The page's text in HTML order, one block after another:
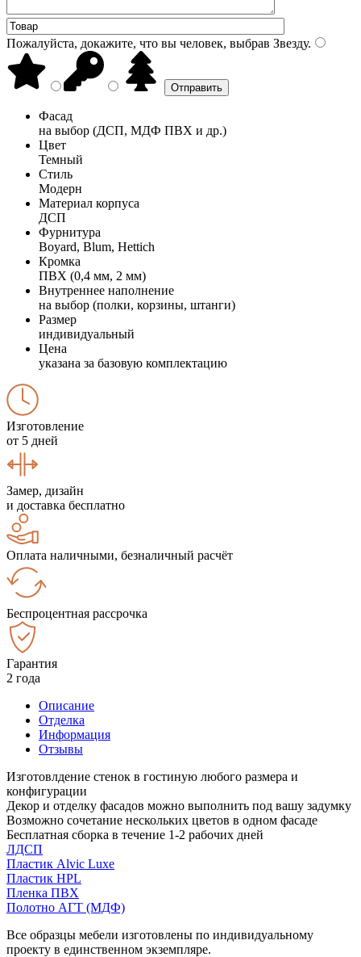
Пожалуйста, докажите, что вы человек, выбрав Звезду.
Фасад
на выбор (ДСП, МДФ ПВХ и др.)
Цвет
Темный
Стиль
Модерн
Материал корпуса
ДСП
Фурнитура
Boyard, Blum, Hettich
Кромка
ПВХ (0,4 мм, 2 мм)
Внутреннее наполнение
на выбор (полки, корзины, штанги)
Размер
индивидуальный
Цена
указана за базовую комплектацию
Изготовление
от 5 дней
Замер, дизайн
и доставка бесплатно
Оплата наличными, безналичный расчёт
Беспроцентная рассрочка
Гарантия
2 года
Описание
Отделка
Информация
Отзывы
Изготовлдение стенок в гостиную любого размера и
конфигурации
Декор и отделку фасадов можно выполнить под вашу задумку
Возможно сочетание нескольких цветов в одном фасаде
Бесплатная сборка в течение 1-2 рабочих дней
ЛДСП
Пластик Alvic Luxe
Пластик HPL
Пленка ПВХ
Полотно АГТ (МДФ)
Все образцы мебели изготовлены по индивидуальному
проекту в единственном экземпляре.